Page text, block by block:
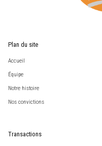
Plan du site
Accueil
Équipe
Notre histoire
Nos convictions
Transactions